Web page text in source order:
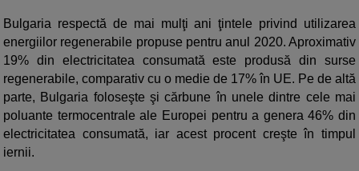
Bulgaria respectă de mai mulţi ani ţintele privind utilizarea
energiilor regenerabile propuse pentru anul 2020. Aproximativ
19% din electricitatea consumată este produsă din surse
regenerabile, comparativ cu o medie de 17% în UE. Pe de altă
parte, Bulgaria foloseşte şi cărbune în unele dintre cele mai
poluante termocentrale ale Europei pentru a genera 46% din
electricitatea consumată, iar acest procent creşte în timpul
iernii.